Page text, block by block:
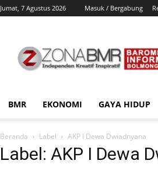
Jumat, 7 Agustus 2026 Masuk / Bergabung
BMR EKONOMI GAYA HIDUP
Beranda Label AKP I Dewa Dwiadnyana
Label: AKP I Dewa